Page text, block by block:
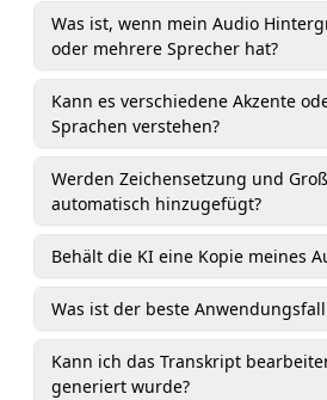
Was ist, wenn mein Audio
oder mehrere Sprecher hat?
Kann es verschiedene Akzente
Sprachen verstehen?
Werden Zeichensetzung und
automatisch hinzugefügt?
Behält die KI eine Kopie meines
Was ist der beste
Kann ich das Transkript
generiert wurde?